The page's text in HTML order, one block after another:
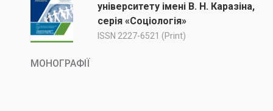
університету імені В. Н. Каразіна,
серія «Соціологія»
ISSN 2227-6521 (Print)
МОНОГРАФІЇ